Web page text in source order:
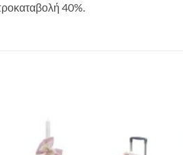
40%.